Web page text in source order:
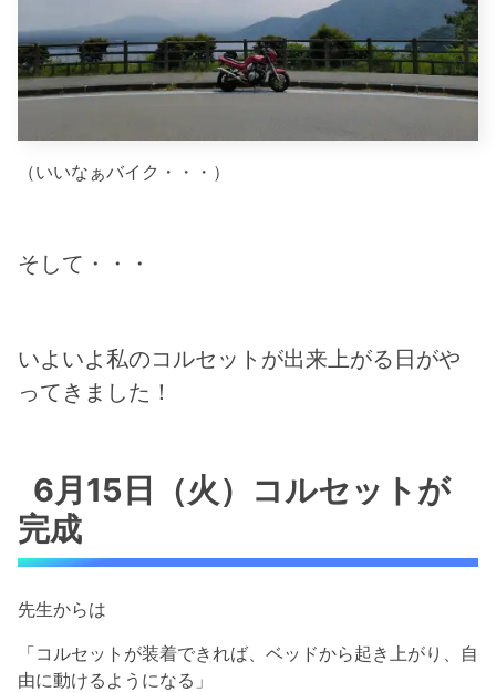
（いいなぁバイク・・・）
そして・・・
いよいよ私のコルセットが出来上がる日がや
ってきました！
6月15日（火）コルセットが
完成
先生からは
「コルセットが装着できれば、ベッドから起き上がり、自
由に動けるようになる」